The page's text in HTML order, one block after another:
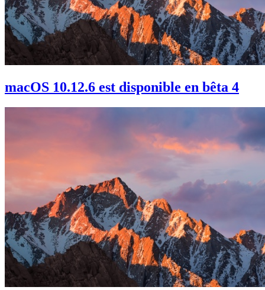
macOS 10.12.6 est disponible en bêta 4